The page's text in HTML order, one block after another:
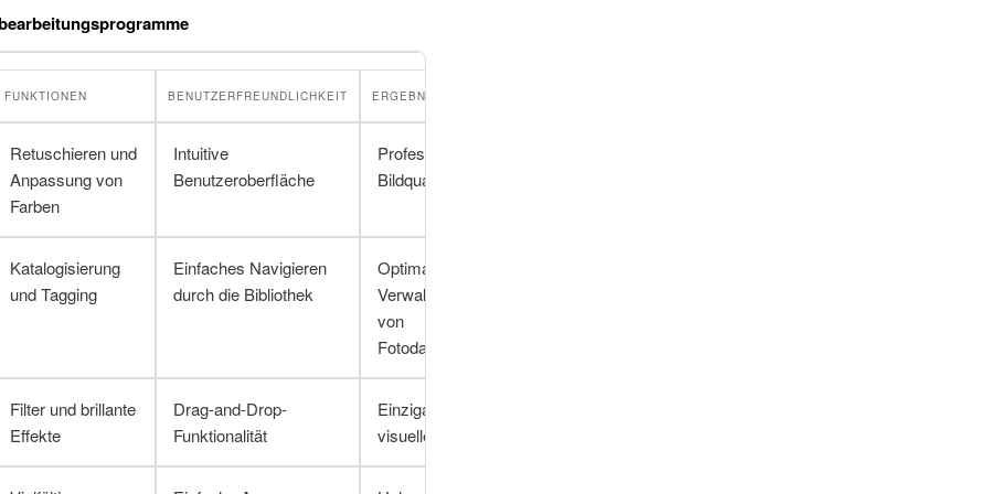
FUNKTIONEN BENUTZERFREUNDLICHKEIT ERGEBNISSE
Retuschieren und
Anpassung von
Farben
Intuitive
Benutzeroberfläche
Professionelle
Bildqualität
Katalogisierung
und Tagging
Einfaches Navigieren
durch die Bibliothek
Optimale
Verwaltung
von
Fotodateien
Filter und brillante
Effekte
Drag-and-Drop-
Funktionalität
Einzigartige
visuelle Stile